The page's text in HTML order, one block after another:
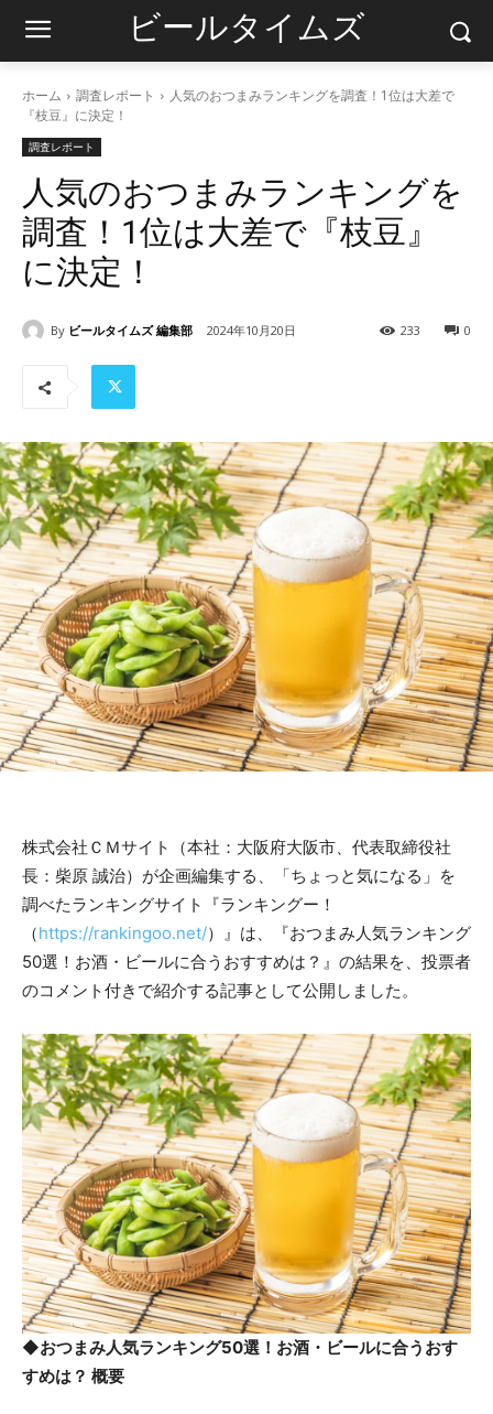
ビールタイムズ
ホーム 調査レポート
人気のおつまみランキングを調査！1位は大差で
『枝豆』に決定！
調査レポート
人気のおつまみランキングを
調査！1位は大差で『枝豆』
に決定！
By ビールタイムズ 編集部 2024年10月20日 0
233
株式会社ＣＭサイト（本社：大阪府大阪市、代表取締役社
長：柴原 誠治）が企画編集する、「ちょっと気になる」を
調べたランキングサイト『ランキングー！
（https://rankingoo.net/）』は、『おつまみ人気ランキング
50選！お酒・ビールに合うおすすめは？』の結果を、投票者
のコメント付きで紹介する記事として公開しました。
◆おつまみ人気ランキング50選！お酒・ビールに合うおす
すめは？ 概要